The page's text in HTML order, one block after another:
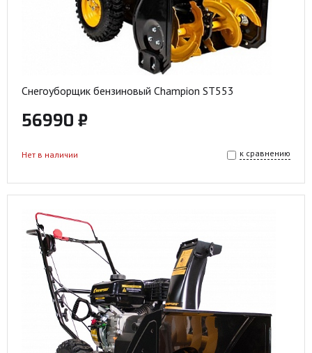
Снегоуборщик бензиновый Champion ST553
56990 ₽
к сравнению
Нет в наличии